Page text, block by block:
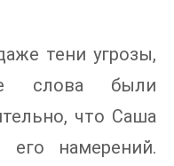
тени угрозы,
слова были
что Саша
намерений.